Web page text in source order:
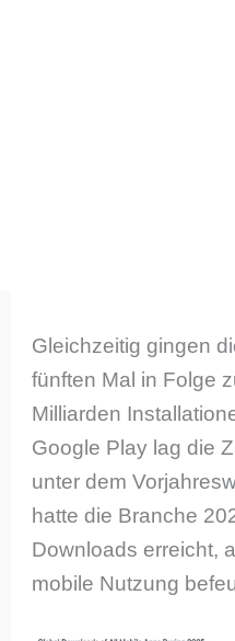
Gleichzeitig gingen
fünften Mal in Folge
Milliarden
Google Play lag die
unter dem
hatte die Branche
Downloads erreicht,
mobile Nutzung